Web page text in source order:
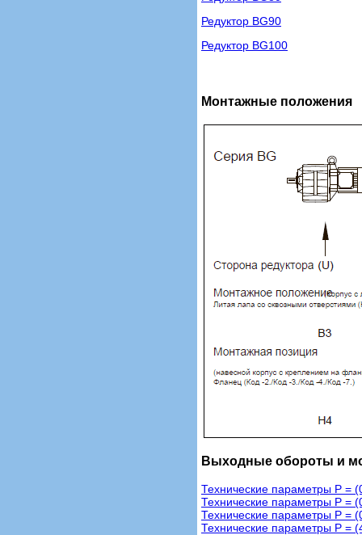
Редуктор BG90
Редуктор BG100
Монтажные положения
Выходные обороты и
Технические параметры Р =
Технические параметры Р =
Технические параметры Р =
Технические параметры Р =